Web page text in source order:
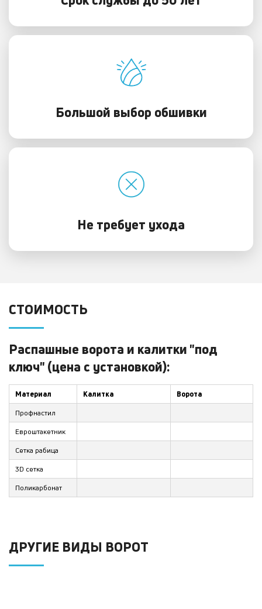
Большой выбор обшивки
Не требует ухода
СТОИМОСТЬ
Распашные ворота и калитки "под
ключ" (цена с установкой):
Материал Калитка
Ворота
Профнастил
Евроштакетник
Сетка рабица
3D сетка
Поликарбонат
ДРУГИЕ ВИДЫ ВОРОТ